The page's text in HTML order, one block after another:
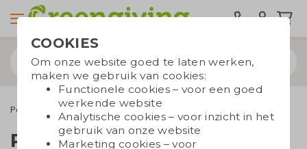
Pennen Eco pennen Ritter pen Bio-Star
Ritter pen Bio-Star
COOKIES
Om onze website goed te laten werken,
maken we gebruik van cookies:
Functionele cookies – voor een goed
werkende website
Analytische cookies – voor inzicht in het
gebruik van onze website
Marketing cookies – voor